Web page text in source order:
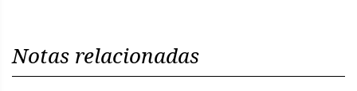
Notas relacionadas